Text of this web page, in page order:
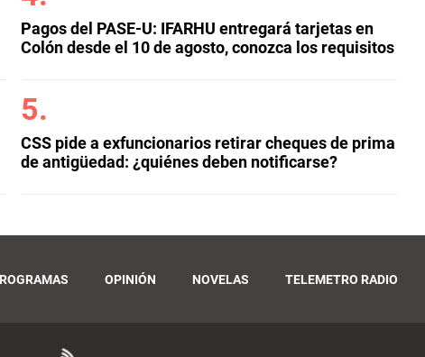
Pagos del PASE-U: IFARHU entregará tarjetas en
Colón desde el 10 de agosto, conozca los requisitos
CSS pide a exfuncionarios retirar cheques de prima
de antigüedad: ¿quiénes deben notificarse?
OPINIÓN NOVELAS TELEMETRO RADIO